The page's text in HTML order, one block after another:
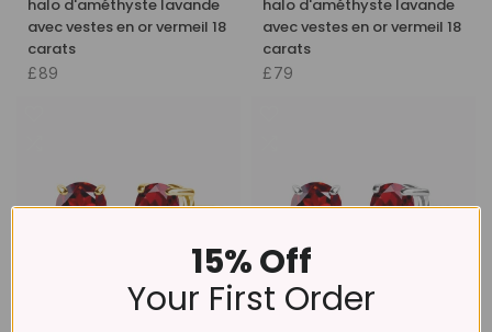
halo d'améthyste lavande
avec vestes en or vermeil 18
carats
£89
halo d'améthyste lavande
avec vestes en or vermeil 18
carats
£79
15% Off
Your First Order